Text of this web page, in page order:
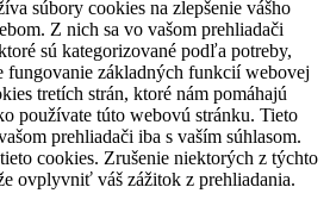
súbory cookies na zlepšenie vášho
Z nich sa vo vašom prehliadači
sú kategorizované podľa potreby,
fungovanie základných funkcií webovej
tretích strán, ktoré nám pomáhajú
používate túto webovú stránku. Tieto
prehliadači iba s vaším súhlasom.
cookies. Zrušenie niektorých z týchto
ovplyvniť váš zážitok z prehliadania.